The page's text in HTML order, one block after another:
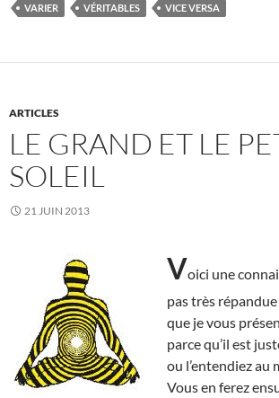
VARIER
VÉRITABLES VICE VERSA
ARTICLES
LE GRAND ET LE
SOLEIL
21 JUIN 2013
Voici une
pas très
que je vous
parce qu’il est
ou l’entendiez au
Vous en ferez